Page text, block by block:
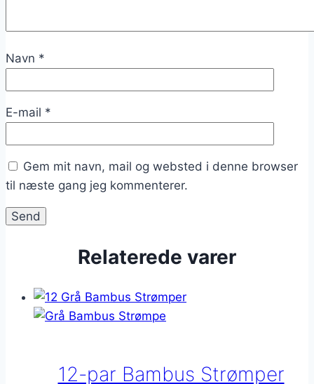
Navn *
E-mail *
Gem mit navn, mail og websted i denne browser
til næste gang jeg kommenterer.
Relaterede varer
12-par Bambus Strømper